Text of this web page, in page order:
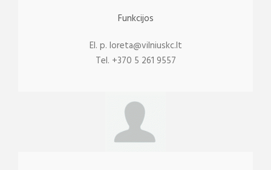
Funkcijos
El. p. loreta@vilniuskc.lt
Tel. +370 5 261 9557